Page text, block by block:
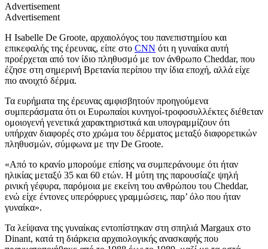
Advertisement
Advertisement
Η Isabelle De Groote, αρχαιολόγος του πανεπιστημίου και
επικεφαλής της έρευνας, είπε στο CNN ότι η γυναίκα αυτή
προέρχεται από τον ίδιο πληθυσμό με τον άνθρωπο Cheddar, που
έζησε στη σημερινή Βρετανία περίπου την ίδια εποχή, αλλά είχε
πιο ανοιχτό δέρμα.
Τα ευρήματα της έρευνας αμφισβητούν προηγούμενα
συμπεράσματα ότι οι Ευρωπαίοι κυνηγοί-τροφοσυλλέκτες διέθεταν
ομοιογενή γενετικά χαρακτηριστικά και υπογραμμίζουν ότι
υπήρχαν διαφορές στο χρώμα του δέρματος μεταξύ διαφορετικών
πληθυσμών, σύμφωνα με την De Groote.
«Από το κρανίο μπορούμε επίσης να συμπεράνουμε ότι ήταν
ηλικίας μεταξύ 35 και 60 ετών. Η μύτη της παρουσίαζε ψηλή
ρινική γέφυρα, παρόμοια με εκείνη του ανθρώπου του Cheddar,
ενώ είχε έντονες υπερόφρυες γραμμώσεις, παρ’ όλο που ήταν
γυναίκα».
Τα λείψανα της γυναίκας εντοπίστηκαν στη σπηλιά Margaux στο
Dinant, κατά τη διάρκεια αρχαιολογικής ανασκαφής που